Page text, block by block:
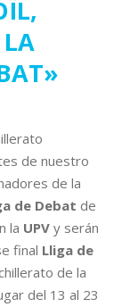
de nuestro
de la
de Debat de
la UPV y serán
final Lliga de
de la
del 13 al 23